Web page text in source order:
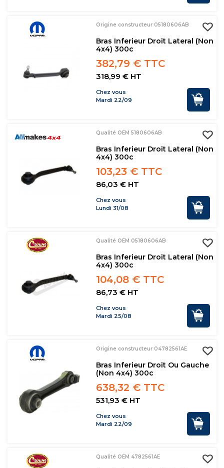
Origine constructeur 05180606AB
Bras Inferieur Droit Lateral (non
4x4) 300c
382,79 € TTC
318,99 € HT
Chez vous
Mardi 22/09
Qualité OEM 5180606AB
Bras Inferieur Droit Lateral (non
4x4) 300c
103,23 € TTC
86,03 € HT
Chez vous
Lundi 31/08
Qualité OEM 05180606AB
Bras Inferieur Droit Lateral (non
4x4) 300c
104,08 € TTC
86,73 € HT
Chez vous
Mardi 25/08
Origine constructeur 04782561AE
Bras Inferieur Droit Ou Gauche
(non 4x4) 300c
638,32 € TTC
531,93 € HT
Chez vous
Mardi 22/09
Qualité OEM 4782561AE